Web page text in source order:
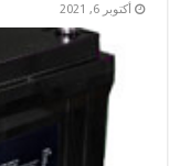
أكتوبر 6, 2021